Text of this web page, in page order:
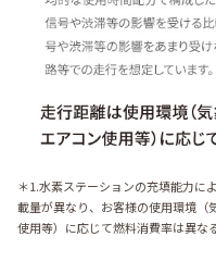
＊1.水素ステーションの充填能力に
載量が異なり、お客様の使用環境（
使用等）に応じて燃料消費率は異な